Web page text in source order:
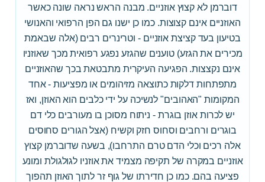
דוברמן לא קצוץ אוזניים. מבנה הראש נראה שונה כאשר
האוזניים אינם קצוצות. כמו כן ישנו גם הפן הרפואי והאנושי
בטיעון בעד קציצת אוזניים - וטרינרים רבים (אלה שבאמת
מכירים את הגזע) טוענים שהגזע נפגע רפואית מכך שאוזניו
אינם נקצצות. הפגיעה העיקרית מתבטאת בכך שהאוזניים
מתפתחות דלקות כתוצאה מזיהומים או מפציעות - אחד
המקומות "האהובים" לנשיכה על ידי כלבים הוא האוזן, ואז
יש לכרות אוזן בוגרת - ניתוח מסוכן בו מעורבים כלי דם
בוגרים ורחבים וסחוס חזק וקשיח (אצל הגורים סחוסים
אלה רכים וכלי הדם טרם התרחבו), בשעה שדוברמן קצוץ
אוזניים במקרה של תקיפה מצמיד את אוזניו לגולגולת ומונע
פציעה בהם. כמו כן חדירתו של גוף זר לתוך האוזן תהפוך